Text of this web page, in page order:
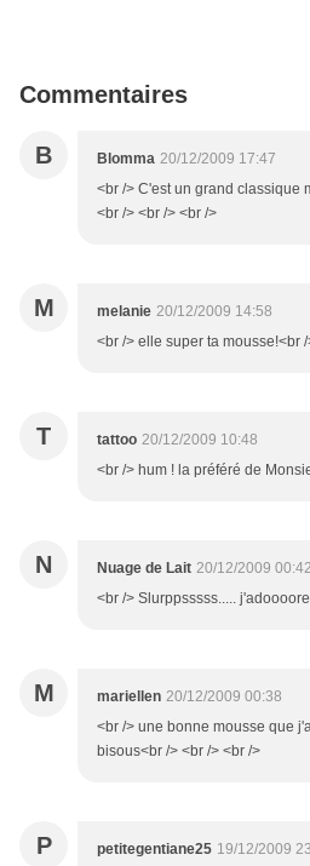
Commentaires
B Blomma 20/12/2009 17:47
<br /> C'est un grand classique
<br /> <br /> <br />
M melanie 20/12/2009 14:58
<br /> elle super ta mousse!<br
T tattoo 20/12/2009 10:48
<br /> hum ! la préféré de
N Nuage de Lait 20/12/2009 00:42
<br /> Slurppsssss.....
M mariellen 20/12/2009 00:38
<br /> une bonne mousse que
bisous<br /> <br /> <br />
P petitegentiane25 19/12/2009